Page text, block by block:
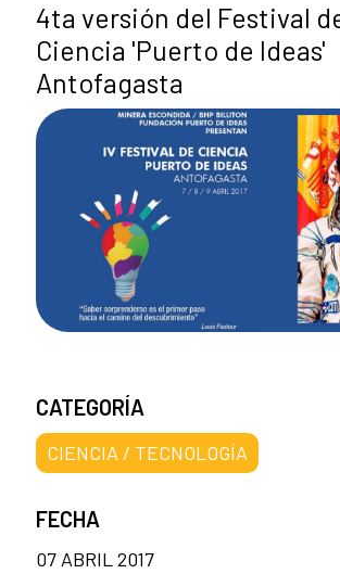
4ta versión del Festival
Ciencia 'Puerto de Ideas'
Antofagasta
CATEGORÍA
CIENCIA / TECNOLOGÍA
FECHA
07 ABRIL 2017